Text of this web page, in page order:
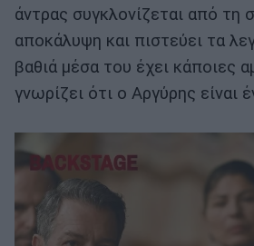
άντρας συγκλονίζεται από τη
αποκάλυψη και πιστεύει τα
βαθιά μέσα του έχει κάποιες
γνωρίζει ότι ο Αργύρης είναι